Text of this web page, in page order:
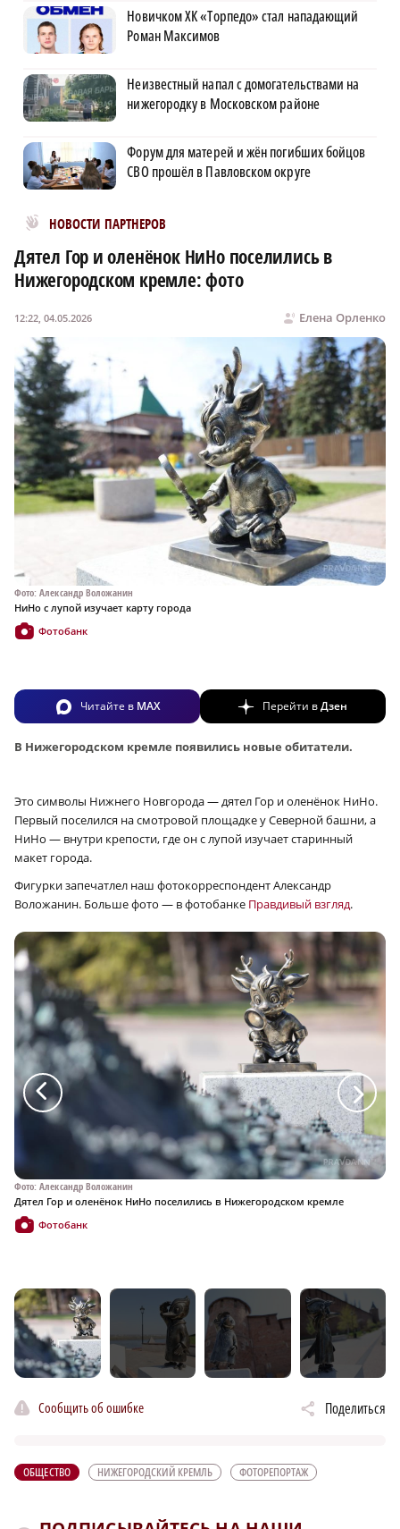
Новичком ХК «Торпедо» стал нападающий
Роман Максимов
Неизвестный напал с домогательствами на
нижегородку в Московском районе
Форум для матерей и жён погибших бойцов
СВО прошёл в Павловском округе
НОВОСТИ ПАРТНЕРОВ
Новости МирТесен
Дятел Гор и оленёнок НиНо поселились в
Нижегородском кремле: фото
Елена Орленко
12:22, 04.05.2026
Фото: Александр Воложанин
НиНо с лупой изучает карту города
Фотобанк
Читайте в MAX Перейти вДзен
В Нижегородском кремле появились новые обитатели.
Это символы Нижнего Новгорода — дятел Гор и оленёнок НиНо.
Первый поселился на смотровой площадке у Северной башни, а
НиНо — внутри крепости, где он с лупой изучает старинный
макет города.
Фигурки запечатлел наш фотокорреспондент Александр
Воложанин. Больше фото — в фотобанке Правдивый взгляд.
Фото: Александр Воложанин
Дятел Гор и оленёнок НиНо поселились в Нижегородском кремле
Фотобанк
a a
Сообщить об ошибке Поделиться
ОБЩЕСТВО НИЖЕГОРОДСКИЙ КРЕМЛЬ ФОТОРЕПОРТАЖ